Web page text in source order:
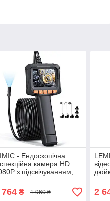
- Ендоскопічна
камера HD
з підсвічуванням,
IP67, 2-кратний
2000 мАг
764₴ 1 960 ₴
Fi,
2